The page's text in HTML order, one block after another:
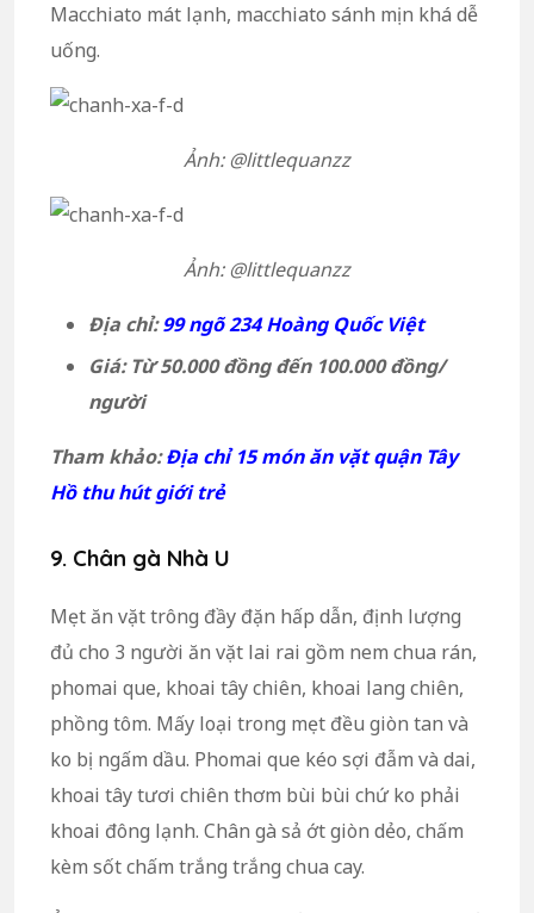
Macchiato mát lạnh, macchiato sánh mịn khá dễ
uống.
Ảnh: @littlequanzz
Ảnh: @littlequanzz
Địa chỉ:99 ngõ 234 Hoàng Quốc Việt
Giá: Từ 50.000 đồng đến 100.000 đồng/
người
Tham khảo:Địa chỉ 15 món ăn vặt quận Tây
Hồ thu hút giới trẻ
9. Chân gà Nhà U
Mẹt ăn vặt trông đầy đặn hấp dẫn, định lượng
đủ cho 3 người ăn vặt lai rai gồm nem chua rán,
phomai que, khoai tây chiên, khoai lang chiên,
phồng tôm. Mấy loại trong mẹt đều giòn tan và
ko bị ngấm dầu. Phomai que kéo sợi đẫm và dai,
khoai tây tươi chiên thơm bùi bùi chứ ko phải
khoai đông lạnh. Chân gà sả ớt giòn dẻo, chấm
kèm sốt chấm trắng trắng chua cay.